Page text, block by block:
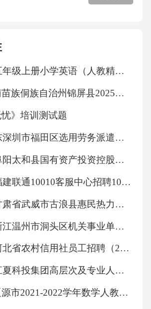
件的第
某些内容可能涉及专利本文件
担识别专利的责任
2026秋五年级上册小学英语（人教精通版三起）教学计划附教学进度表
黔东南南苗族侗族自治州锦屏县2025届数学四年级第二学期期中检测试题含解析
忧》培训测试题
2025广东深圳市福田区选用劳务派遣人员308人笔试历年典型考点题库附带答案详解2套
2025年阜阳太和县国有资产投资控股集团下属子公司招聘24人笔试历年常考点试题专练附带答案详解
2025年福建联通10010客服中心招聘100人笔试历年常考点试题专练附带答案详解
2025年甘肃省武威市古浪县惠民热力有限公司招聘58人笔试历年常考点试题专练附带答案详解
2025年浙江温州市洞头区机关事业单位（国企）第三期招聘编外用工20人笔试历年难易错考点试卷带答案解析
2025年河北省农村信用社员工招聘（2073人）笔试历年典型考题及考点剖析附带答案详解
2025年江夏科投集团高层次及专业人才招聘（第二批）笔试初面及笔试历年难易错考点试卷带答案解析
吉林省辽源市2021-2022学年数学人教版八年级下册第十八章单元综合月考试卷